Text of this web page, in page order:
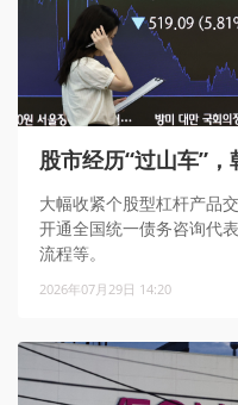
股市经历“过山车”
大幅收紧个股型杠杆产品
开通全国统一债务咨询代
流程等。
2026年07月29日 14:20